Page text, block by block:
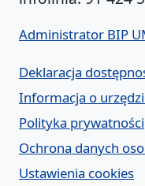
Administrator BIP
Deklaracja
Informacja o
Polityka prywatności
Ochrona danych
Ustawienia cookies